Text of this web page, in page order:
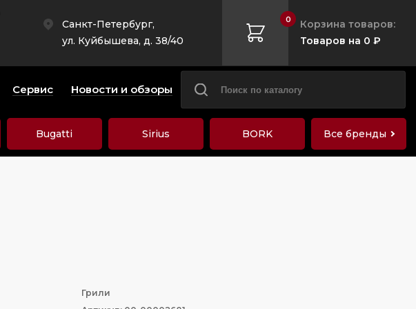
Санкт-Петербург,
ул. Куйбышева, д. 38/40
0
Корзина товаров:
Товаров на 0 ₽
Сервис Новости и обзоры
Bugatti Sirius BORK Все бренды
Грили